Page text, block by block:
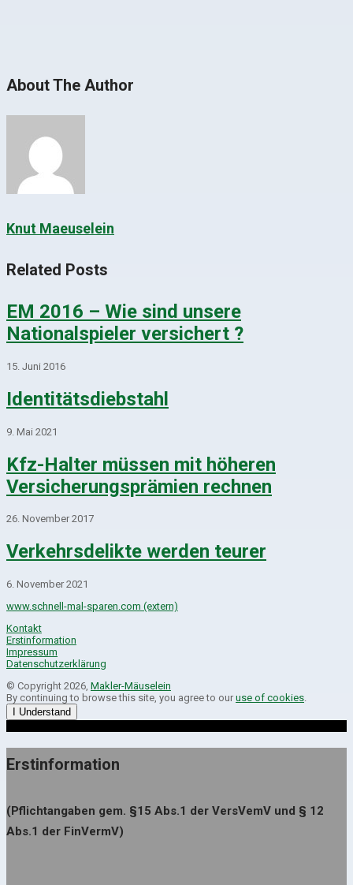
About The Author
Knut Maeuselein
Related Posts
EM 2016 – Wie sind unsere
Nationalspieler versichert ?
15. Juni 2016
Identitätsdiebstahl
9. Mai 2021
Kfz-Halter müssen mit höheren
Versicherungsprämien rechnen
26. November 2017
Verkehrsdelikte werden teurer
6. November 2021
www.schnell-mal-sparen.com (extern)
Kontakt
Erstinformation
Impressum
Datenschutzerklärung
© Copyright 2026, Makler-Mäuselein
By continuing to browse this site, you agree to our use of cookies.
I Understand
Erstinformation
(Pflichtangaben gem. §15 Abs.1 der VersVemV und § 12
Abs.1 der FinVermV)